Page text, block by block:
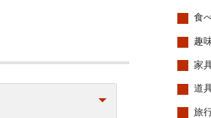
食
趣
家
道
旅